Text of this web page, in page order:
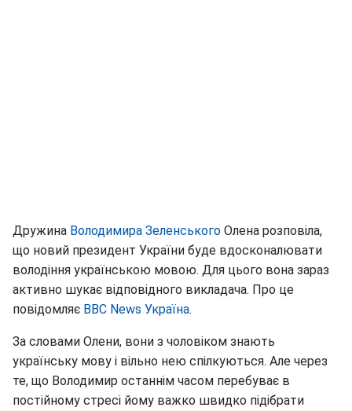
Дружина Володимира Зеленського Олена розповіла,
що новий президент України буде вдосконалювати
володіння українською мовою. Для цього вона зараз
активно шукає відповідного викладача. Про це
повідомляє ВВС News Україна.
За словами Олени, вони з чоловіком знають
українську мову і вільно нею спілкуються. Але через
те, що Володимир останнім часом перебуває в
постійному стресі йому важко швидко підібрати